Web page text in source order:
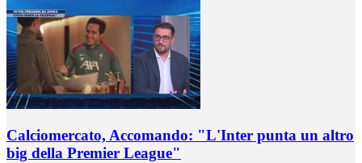
Calciomercato, Accomando: "L'Inter punta un altro
big della Premier League"